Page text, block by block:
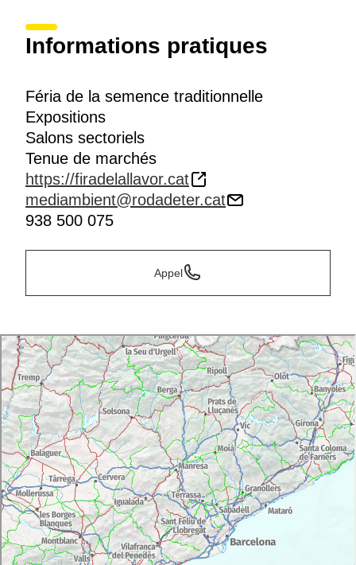
Informations pratiques
Féria de la semence traditionnelle
Expositions
Salons sectoriels
Tenue de marchés
https://firadelallavor.cat
mediambient@rodadeter.cat
938 500 075
Appel